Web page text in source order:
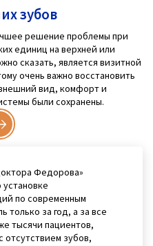
зубов
решение проблемы при
единиц на верхней или
сказать, является визитной
очень важно восстановить
вид, комфорт и
были сохранены.
Федорова»
по современным
только за год, а за все
тысячи пациентов,
отсутствием зубов,